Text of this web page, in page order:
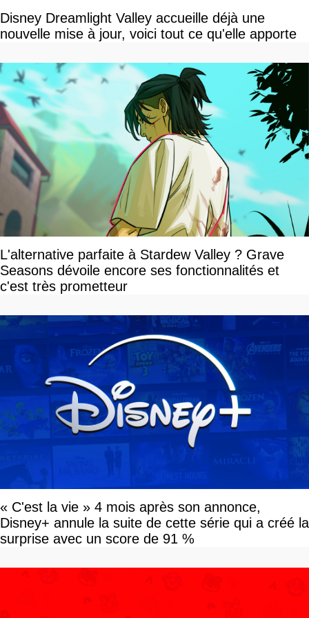
Disney Dreamlight Valley accueille déjà une
nouvelle mise à jour, voici tout ce qu'elle apporte
L'alternative parfaite à Stardew Valley ? Grave
Seasons dévoile encore ses fonctionnalités et
c'est très prometteur
« C'est la vie » 4 mois après son annonce,
Disney+ annule la suite de cette série qui a créé la
surprise avec un score de 91 %